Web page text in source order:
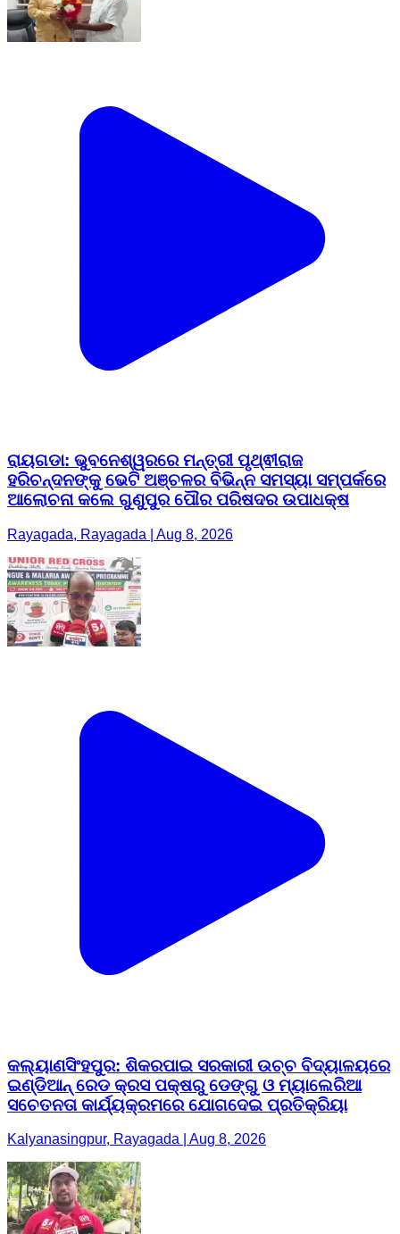
ରାୟଗଡା: ଭୁବନେଶ୍ୱରରେ ମନ୍ତ୍ରୀ ପୃଥ୍ଵୀରାଜ
ହରିଚନ୍ଦନଙ୍କୁ ଭେଟି ଅଞ୍ଚଳର ବିଭିନ୍ନ ସମସ୍ୟା ସମ୍ପର୍କରେ
ଆଲୋଚନା କଲେ ଗୁଣୁପୁର ପୌର ପରିଷଦର ଉପାଧକ୍ଷ
Rayagada, Rayagada | Aug 8, 2026
କଲ୍ୟାଣସିଂହପୁର: ଶିକରପାଇ ସରକାରୀ ଉଚ୍ଚ ବିଦ୍ୟାଳୟରେ
ଇଣ୍ଡିଆନ୍ ରେଡ କ୍ରସ ପକ୍ଷରୁ ଡେଙ୍ଗୁ ଓ ମ୍ୟାଲେରିଆ
ସଚେତନତା କାର୍ଯ୍ୟକ୍ରମରେ ଯୋଗଦେଇ ପ୍ରତିକ୍ରିୟା
Kalyanasingpur, Rayagada | Aug 8, 2026